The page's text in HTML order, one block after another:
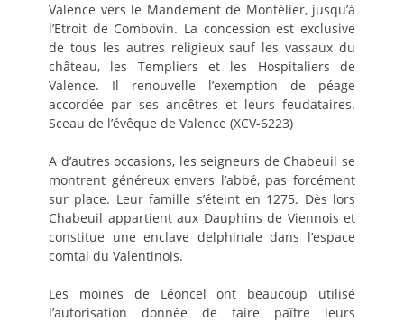
Valence vers le Mandement de Montélier, jusqu’à
l’Etroit de Combovin. La concession est exclusive
de tous les autres religieux sauf les vassaux du
château, les Templiers et les Hospitaliers de
Valence. Il renouvelle l’exemption de péage
accordée par ses ancêtres et leurs feudataires.
Sceau de l’évêque de Valence (XCV-6223)
A d’autres occasions, les seigneurs de Chabeuil se
montrent généreux envers l’abbé, pas forcément
sur place. Leur famille s’éteint en 1275. Dès lors
Chabeuil appartient aux Dauphins de Viennois et
constitue une enclave delphinale dans l’espace
comtal du Valentinois.
Les moines de Léoncel ont beaucoup utilisé
l’autorisation donnée de faire paître leurs